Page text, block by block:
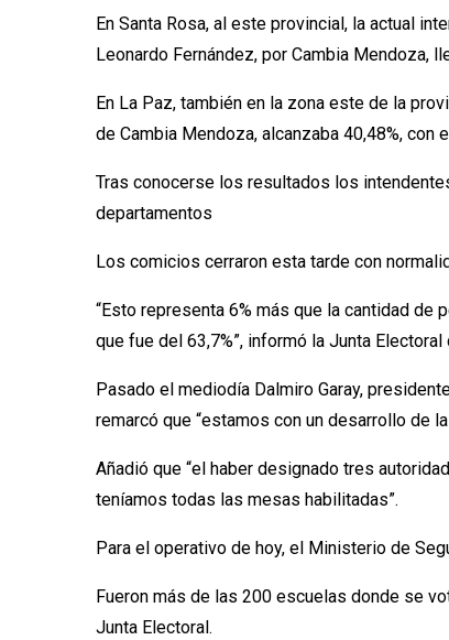
En Santa Rosa, al este provincial, la actual
Leonardo Fernández, por Cambia Mendoza,
En La Paz, también en la zona este de la
de Cambia Mendoza, alcanzaba 40,48%, con
Tras conocerse los resultados los
departamentos
Los comicios cerraron esta tarde con
“Esto representa 6% más que la cantidad
que fue del 63,7%”, informó la Junta
Pasado el mediodía Dalmiro Garay,
remarcó que “estamos con un desarrollo de
Añadió que “el haber designado tres
teníamos todas las mesas habilitadas”.
Para el operativo de hoy, el Ministerio de
Fueron más de las 200 escuelas donde se
Junta Electoral.